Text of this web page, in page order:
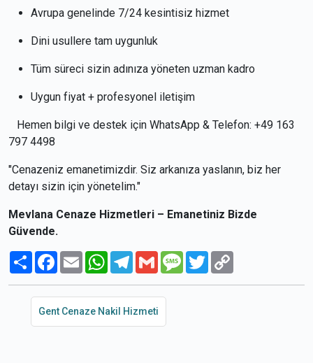
Avrupa genelinde 7/24 kesintisiz hizmet
Dini usullere tam uygunluk
Tüm süreci sizin adınıza yöneten uzman kadro
Uygun fiyat + profesyonel iletişim
Hemen bilgi ve destek için WhatsApp & Telefon: +49 163
797 4498
"Cenazeniz emanetimizdir. Siz arkanıza yaslanın, biz her
detayı sizin için yönetelim."
Mevlana Cenaze Hizmetleri – Emanetiniz Bizde
Güvende.
PaylaşFacebook
Email WhatsAppTelegram
Gmail Message
Twitter
Gent Cenaze Nakil Hizmeti